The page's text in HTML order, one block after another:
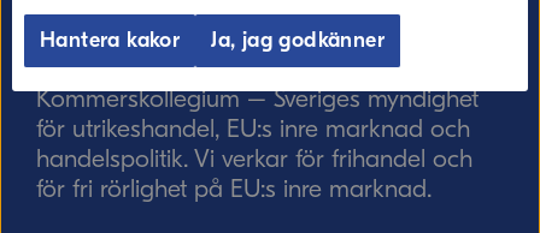
Kommerskollegium – Sveriges myndighet
för utrikeshandel, EU:s inre marknad och
handelspolitik. Vi verkar för frihandel och
för fri rörlighet på EU:s inre marknad.
Hantera kakor Ja, jag godkänner